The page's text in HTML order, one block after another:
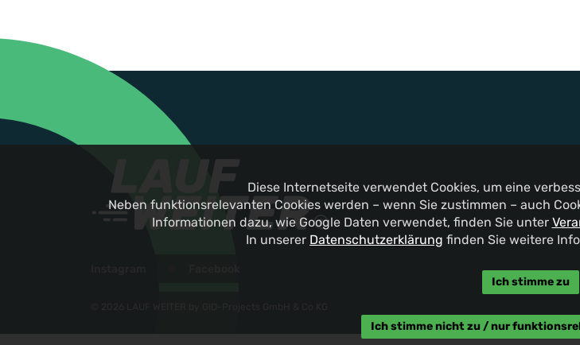
Diese Internetseite verwendet Cookies, um eine
Neben funktionsrelevanten Cookies werden – wenn Sie zustimmen – auch
Informationen dazu, wie Google Daten verwendet, finden Sie unter
In unserer Datenschutzerklärung finden Sie weitere
Ich stimme zu
Ich stimme nicht zu / nur